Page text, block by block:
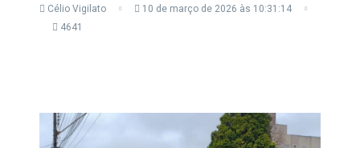
Célio Vigilato
10 de março de 2026 às 10:31:14
4641